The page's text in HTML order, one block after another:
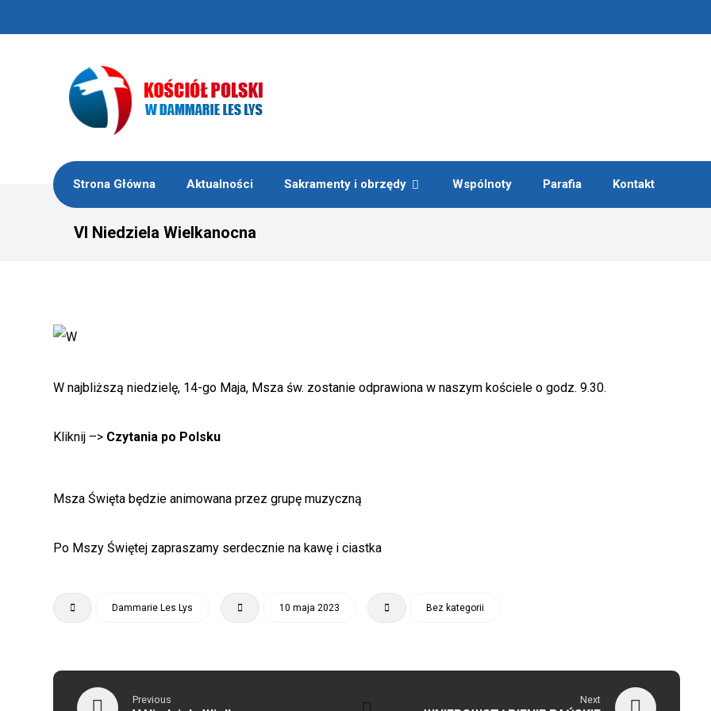
Strona Główna Aktualności Sakramenty i obrzędy Wspólnoty Parafia Kontakt
VI Niedziela Wielkanocna
W najbliższą niedzielę, 14-go Maja, Msza św. zostanie odprawiona w naszym kościele o godz. 9.30.
Kliknij –> Czytania po Polsku
Msza Święta będzie animowana przez grupę muzyczną
Po Mszy Świętej zapraszamy serdecznie na kawę i ciastka
Dammarie Les Lys 10 maja 2023 Bez kategorii
Previous Next